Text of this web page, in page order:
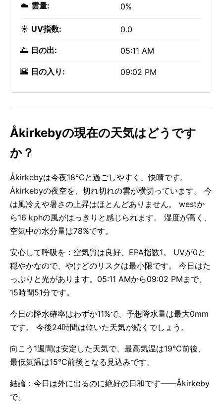
☁️ 雲量: 0%
☀️ UV指数: 0.0
🌅 日の出: 05:11 AM
🌇 日の入り: 09:02 PM
Åkirkebyの現在の天気はどうです
か？
Åkirkebyは今夜18°Cと過ごしやすく、快晴です。
Åkirkebyの夜空を、切れ切れの雲が横切っています。 今
は風冷えや暑さの上昇はほとんどありません。 westか
ら16 kphの風がはっきりと感じられます。 湿度が高く、
空気中の水分量は78%です。
安心して呼吸を：空気質は良好、EPA指数1。 UVが0と
穏やかなので、やけどのリスクは最小限です。 今日はた
っぷりと光があります。05:11 AMから09:02 PMまで、
15時間51分です。
今日の降水確率はわずか11%で、予想降水量は最大0mm
です。 今後24時間は乾いた天気が続くでしょう。
向こう1週間は安定した天気で、最高気温は19°C前後、
最低気温は15°C前後となる見込みです。
結論：今日は外に出るのに絶好の日和です——Åkirkeby
で。